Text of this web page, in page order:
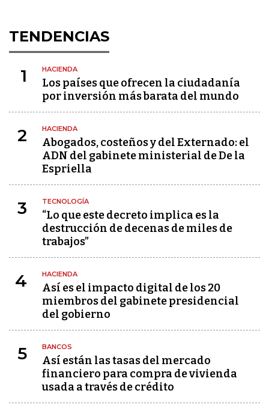
TENDENCIAS
1 HACIENDA
Los países que ofrecen la ciudadanía
por inversión más barata del mundo
2 HACIENDA
Abogados, costeños y del Externado: el
ADN del gabinete ministerial de De la
Espriella
3 TECNOLOGÍA
“Lo que este decreto implica es la
destrucción de decenas de miles de
trabajos”
4 HACIENDA
Así es el impacto digital de los 20
miembros del gabinete presidencial
del gobierno
5 BANCOS
Así están las tasas del mercado
financiero para compra de vivienda
usada a través de crédito